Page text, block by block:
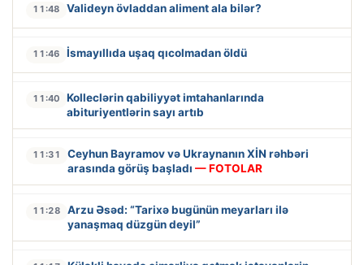
11:48 Valideyn övladdan aliment ala bilər?
11:46 İsmayıllıda uşaq qıcolmadan öldü
11:40
Kolleclərin qabiliyyət imtahanlarında
abituriyentlərin sayı artıb
11:31
Ceyhun Bayramov və Ukraynanın XİN rəhbəri
arasında görüş başladı — FOTOLAR
11:28
Arzu Əsəd: “Tarixə bugünün meyarları ilə
yanaşmaq düzgün deyil”